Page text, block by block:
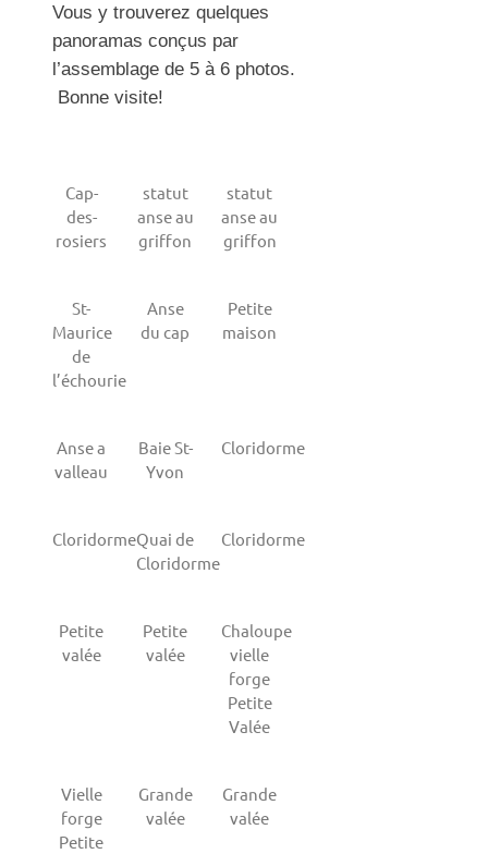
Vous y trouverez quelques
panoramas conçus par
l’assemblage de 5 à 6 photos.
Bonne visite!
Cap-
des-
rosiers
statut
anse au
griffon
statut
anse au
griffon
St-
Maurice
de
l’échourie
Anse
du cap
Petite
maison
Anse a
valleau
Baie St-
Yvon
Cloridorme
CloridormeQuai de
Cloridorme
Cloridorme
Petite
valée
Petite
valée
Chaloupe
vielle
forge
Petite
Valée
Vielle
forge
Petite
Grande
valée
Grande
valée